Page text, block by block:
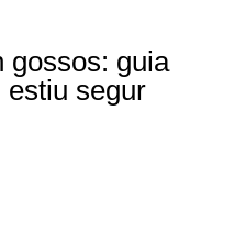
gossos: guia
estiu segur